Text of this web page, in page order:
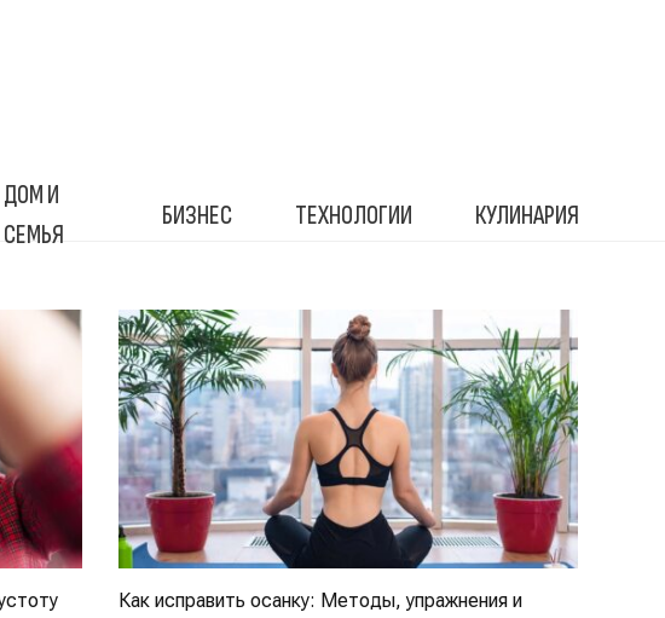
ДОМ И
СЕМЬЯ
БИЗНЕС ТЕХНОЛОГИИ КУЛИНАРИЯ
Как исправить осанку: Методы, упражнения и